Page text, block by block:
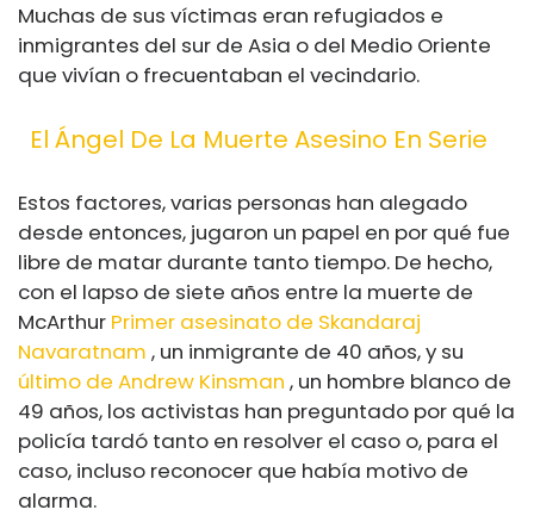
Muchas de sus víctimas eran refugiados e
inmigrantes del sur de Asia o del Medio Oriente
que vivían o frecuentaban el vecindario.
El Ángel De La Muerte Asesino En Serie
Estos factores, varias personas han alegado
desde entonces, jugaron un papel en por qué fue
libre de matar durante tanto tiempo. De hecho,
con el lapso de siete años entre la muerte de
McArthur Primer asesinato de Skandaraj
Navaratnam , un inmigrante de 40 años, y su
último de Andrew Kinsman , un hombre blanco de
49 años, los activistas han preguntado por qué la
policía tardó tanto en resolver el caso o, para el
caso, incluso reconocer que había motivo de
alarma.